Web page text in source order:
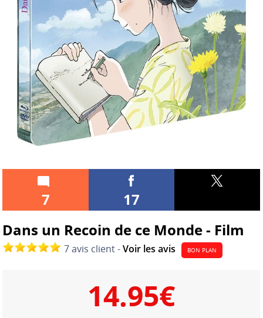
7
17
Dans un Recoin de ce Monde - Film
7 avis client -Voir les avis BON PLAN
14.95€